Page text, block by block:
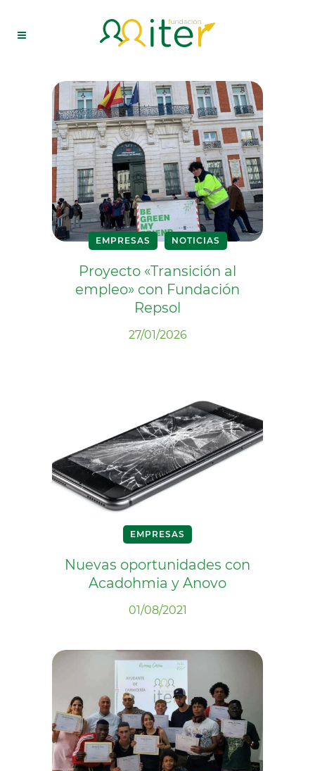
EMPRESAS NOTICIAS
Proyecto «Transición al
empleo» con Fundación
Repsol
27/01/2026
EMPRESAS
Nuevas oportunidades con
Acadohmia y Anovo
01/08/2021